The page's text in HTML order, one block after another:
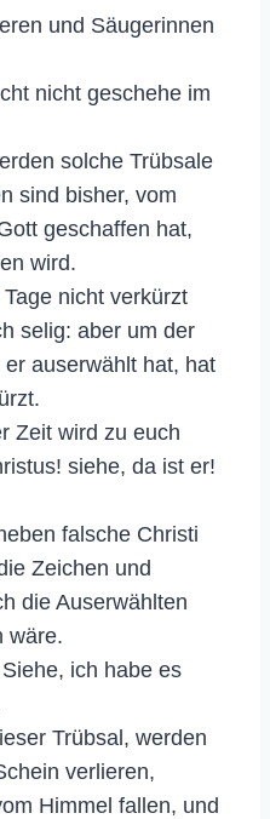
und Säugerinnen
nicht geschehe im
solche Trübsale
sind bisher, vom
geschaffen hat,
wird.
nicht verkürzt
selig: aber um der
auserwählt hat, hat
Zeit wird zu euch
siehe, da ist er!
falsche Christi
Zeichen und
die Auserwählten
wäre.
ich habe es
Trübsal, werden
verlieren,
Himmel fallen, und